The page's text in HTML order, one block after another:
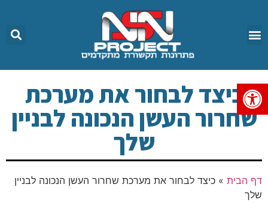
פתח סרגל נגישות
כיצד לבחור את מערכת
שחרור העשן הנכונה לבניין
שלך
דף הבית » כיצד לבחור את מערכת שחרור העשן הנכונה לבניין
שלך